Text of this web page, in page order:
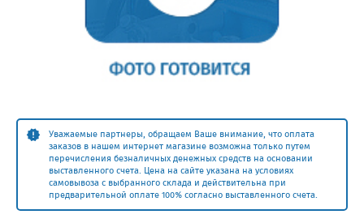
Уважаемые партнеры, обращаем Ваше внимание, что оплата
заказов в нашем интернет магазине возможна только путем
перечисления безналичных денежных средств на основании
выставленного счета. Цена на сайте указана на условиях
самовывоза с выбранного склада и действительна при
предварительной оплате 100% согласно выставленного счета.